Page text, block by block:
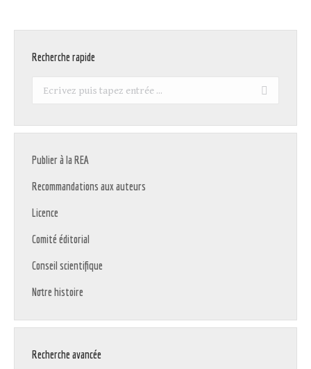
Recherche rapide
Recherche
Publier à la REA
Recommandations aux auteurs
Licence
Comité éditorial
Conseil scientifique
Notre histoire
Recherche avancée